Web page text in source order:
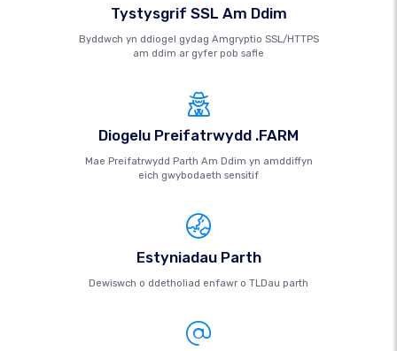
Tystysgrif SSL Am Ddim
Byddwch yn ddiogel gydag Amgryptio SSL/HTTPS
am ddim ar gyfer pob safle
Diogelu Preifatrwydd .FARM
Mae Preifatrwydd Parth Am Ddim yn amddiffyn
eich gwybodaeth sensitif
Estyniadau Parth
Dewiswch o ddetholiad enfawr o TLDau parth